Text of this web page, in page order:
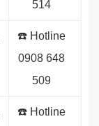
514
☎️ Hotline
0908 648
509
☎️ Hotline